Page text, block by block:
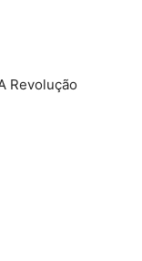
Revolução